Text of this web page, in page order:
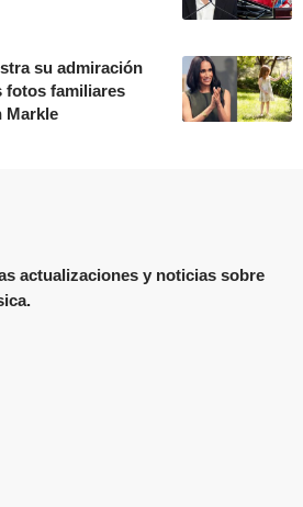
su admiración
fotos familiares
Markle